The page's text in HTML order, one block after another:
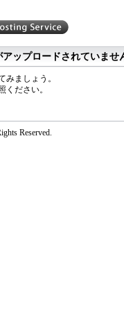
ップロードされていませ
ましょう。
ください。
Reserved.